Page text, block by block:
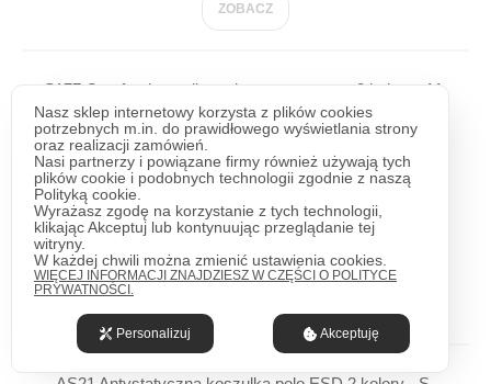
ZOBACZ
S177 Comfort koszulka polo ostrzegawcza 2 kolory - M-
2XL.
Niedostępny
64,15 zł +VAT
78,90 zł brutto
Nasz sklep internetowy korzysta z plików cookies
potrzebnych m.in. do prawidłowego wyświetlania strony
oraz realizacji zamówień.
Nasi partnerzy i powiązane firmy również używają tych
plików cookie i podobnych technologii zgodnie z naszą
Polityką cookie.
Wyrażasz zgodę na korzystanie z tych technologii,
klikając Akceptuj lub kontynuując przeglądanie tej
witryny.
W każdej chwili można zmienić ustawienia cookies.
WIĘCEJ INFORMACJI ZNAJDZIESZ W CZĘŚCI O POLITYCE
PRYWATNOŚCI.
Personalizuj Akceptuję